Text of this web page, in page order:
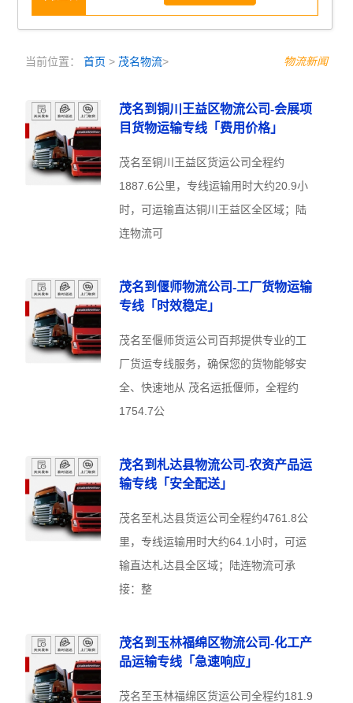
当前位置：首页 >茂名物流> 物流新闻
茂名到铜川王益区物流公司-会展项
目货物运输专线「费用价格」
茂名至铜川王益区货运公司全程约
1887.6公里，专线运输用时大约20.9小
时，可运输直达铜川王益区全区域；陆
连物流可
茂名到偃师物流公司-工厂货物运输
专线「时效稳定」
茂名至偃师货运公司百邦提供专业的工
厂货运专线服务，确保您的货物能够安
全、快速地从 茂名运抵偃师，全程约
1754.7公
茂名到札达县物流公司-农资产品运
输专线「安全配送」
茂名至札达县货运公司全程约4761.8公
里，专线运输用时大约64.1小时，可运
输直达札达县全区域；陆连物流可承
接：整
茂名到玉林福绵区物流公司-化工产
品运输专线「急速响应」
茂名至玉林福绵区货运公司全程约181.9